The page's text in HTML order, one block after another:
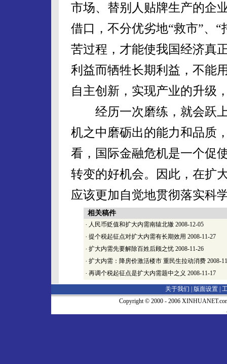
市场、替别人贴牌生产的企
借口，不分优劣地“救市”、
苦过程，才能使我国经济真
利益而牺牲长期利益，不能
自主创新，实现产业的升级
经历一次磨练，就会跃上
机之中磨砺出的能力和品质
看，国际金融危机是一个促
转变的好机会。因此，在扩
应该更加自觉地贯彻落实科
相关稿件
· 人民币贬值和扩大内需南辕北辙 2008-12-05
· 提个税起征点对扩大内需有长期效用 2008-11-27
· 扩大内需先要解除百姓后顾之忧 2008-11-26
· 扩大内需：降房价激活楼市 重民生拉动消费 2008-
· 再调个税起征点是扩大内需题中之义 2008-11-17
关于我们 | 版面设置
Copyright © 2000 - 2006